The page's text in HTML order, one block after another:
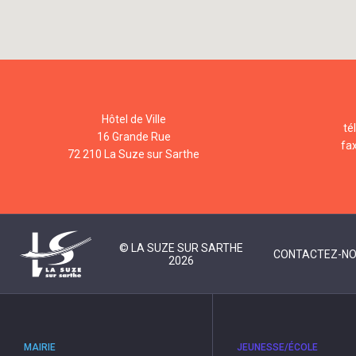
Hôtel de Ville
16 Grande Rue
72 210 La Suze sur Sarthe
© LA SUZE SUR SARTHE
2026
CONTACTEZ-
MAIRIE JEUNESSE/ÉCOLE